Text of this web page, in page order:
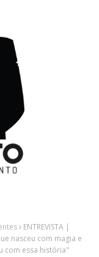
ENTREVISTA |
nasceu com magia e
com essa história"